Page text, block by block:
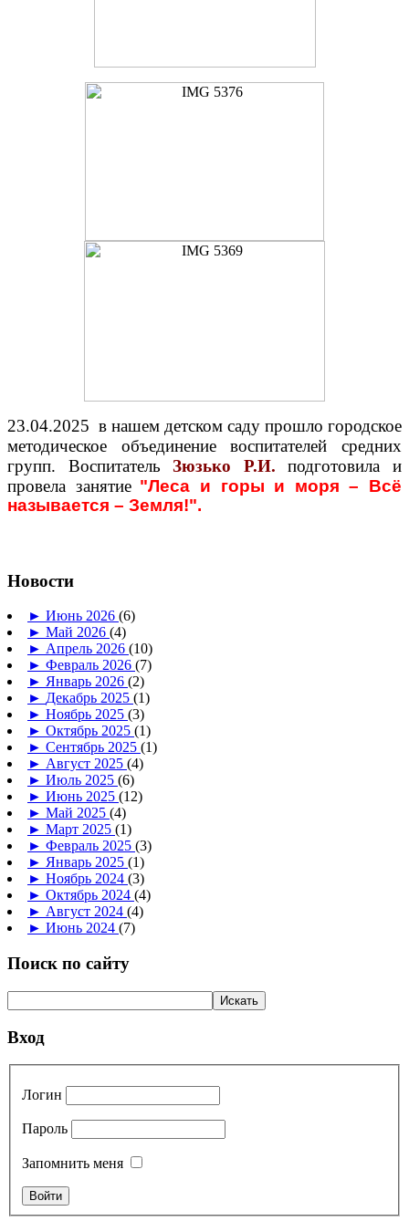
23.04.2025 в нашем детском саду прошло городское
методическое объединение воспитателей средних
групп. ВоспитательЗюзько Р.И. подготовила и
провела занятие "Леса и горы и моря – Всё
называется – Земля!".
Новости
► Июнь 2026 (6)
► Май 2026 (4)
► Апрель 2026 (10)
► Февраль 2026 (7)
► Январь 2026 (2)
► Декабрь 2025 (1)
► Ноябрь 2025 (3)
► Октябрь 2025 (1)
► Сентябрь 2025 (1)
► Август 2025 (4)
► Июль 2025 (6)
► Июнь 2025 (12)
► Май 2025 (4)
► Март 2025 (1)
► Февраль 2025 (3)
► Январь 2025 (1)
► Ноябрь 2024 (3)
► Октябрь 2024 (4)
► Август 2024 (4)
► Июнь 2024 (7)
Поиск по сайту
Вход
Логин
Пароль
Запомнить меня